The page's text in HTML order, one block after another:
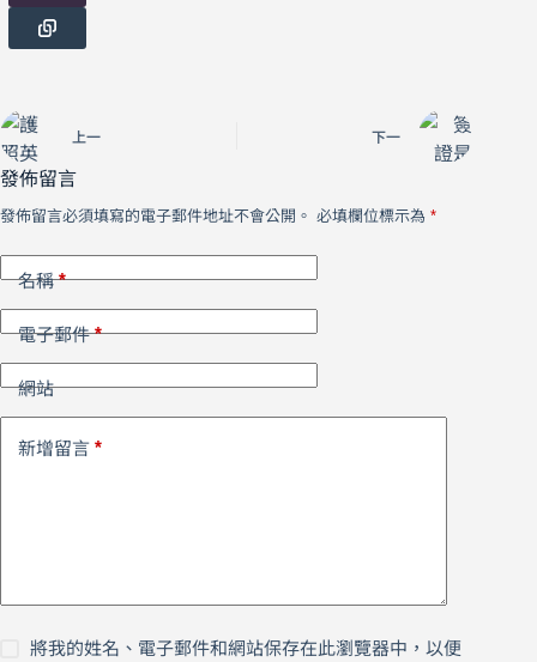
上一 下一
發佈留言
發佈留言必須填寫的電子郵件地址不會公開。 必填欄位標示為 *
名稱*
電子郵件*
網站
新增留言 *
將我的姓名、電子郵件和網站保存在此瀏覽器中，以便